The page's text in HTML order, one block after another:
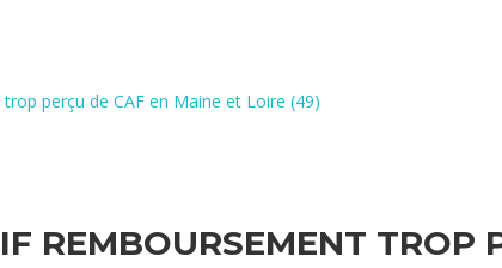
perçu de CAF en Maine et Loire (49)
REMBOURSEMENT TROP